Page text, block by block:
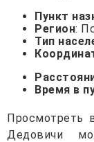
Пункт
Регион:
Тип
Время в
Просмотреть
Дедовичи